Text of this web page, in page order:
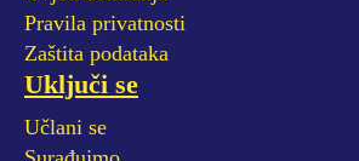
Pravila privatnosti
Zaštita podataka
Uključi se
Učlani se